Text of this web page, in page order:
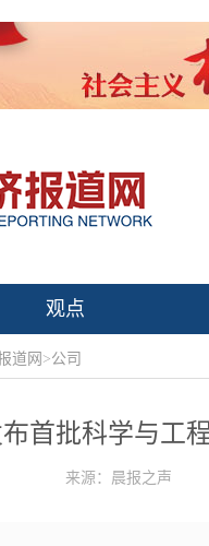
观点
道网 >公司
首批科学与工
来源：晨报之声